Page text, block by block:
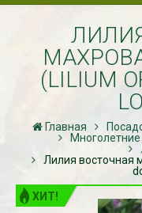
(LILIUM
Главная
Лилия восточная
ХИТ!